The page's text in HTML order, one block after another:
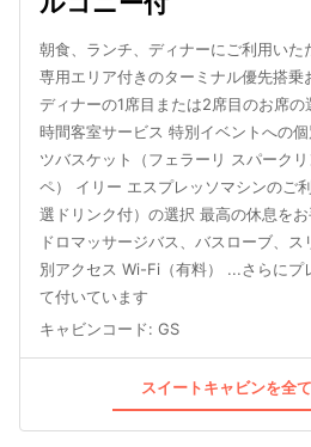
朝食、ランチ、ディナーにご利用いた
専用エリア付きのターミナル優先搭乗
ディナーの1席目または2席目のお席
時間客室サービス 特別イベントへの
ツバスケット（フェラーリ スパーク
ペ） イリー エスプレッソマシンのご
選ドリンク付）の選択 最高の休息を
ドロマッサージバス、バスローブ、
別アクセス Wi-Fi（有料） ...さらにプ
て付いています
キャビンコード: GS
スイートキャビンを全